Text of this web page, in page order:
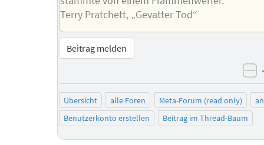
Terry Pratchett, „Gevatter Tod“
Beitrag melden
Übersicht alle Foren Meta-Forum (read only)
Benutzerkonto erstellen
Beitrag im Thread-Baum